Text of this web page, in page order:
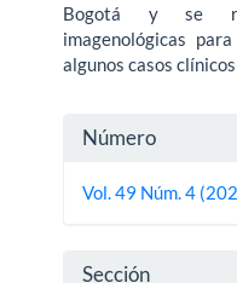
Bogotá y se
imagenológicas
algunos casos
Detalles
del
Número
Vol. 49 Núm. 4
Sección